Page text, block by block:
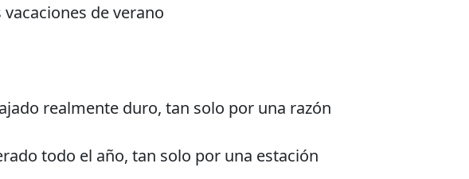
vacaciones de verano
realmente duro, tan solo por una razón
todo el año, tan solo por una estación